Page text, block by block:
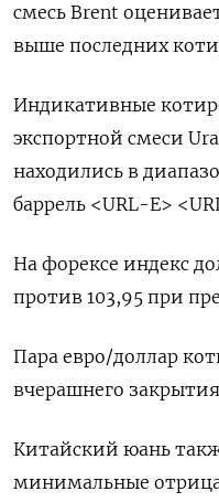
смесь Brent
выше последних
Индикативные
экспортной смеси
находились в
баррель <URL-E>
На форексе индекс
против 103,95 при
Пара евро/доллар
вчерашнего
Китайский юань
минимальные